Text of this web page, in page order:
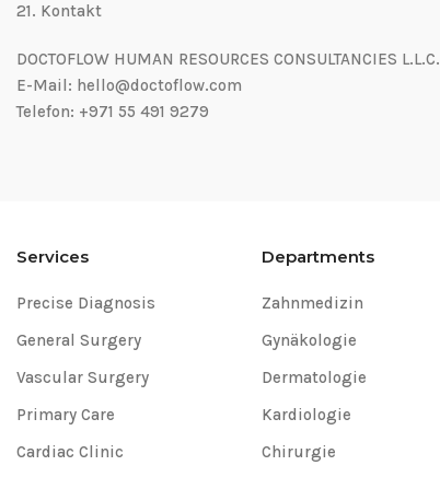
21.⁠ ⁠Kontakt
DOCTOFLOW HUMAN RESOURCES CONSULTANCIES L.L.C.
E-Mail: hello@doctoflow.com
Telefon: +971 55 491 9279
Services
Precise Diagnosis
General Surgery
Vascular Surgery
Primary Care
Cardiac Clinic
Departments
Zahnmedizin
Gynäkologie
Dermatologie
Kardiologie
Chirurgie